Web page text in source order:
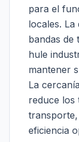
para el
locales. La
bandas de
hule
mantener
La
reduce los
eficiencia